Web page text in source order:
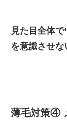
見た目全体
を意識させな
薄毛対策④